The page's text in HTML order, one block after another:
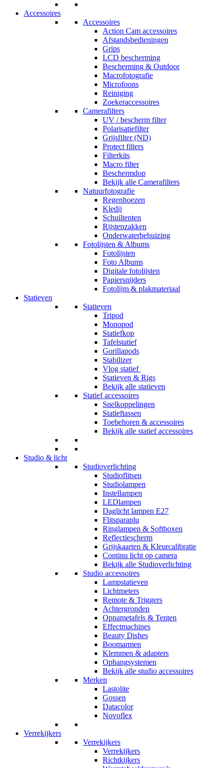
Accessoires
Accessoires
Action Cam accessoires
Afstandsbedieningen
Grips
LCD bescherming
Bescherming & Outdoor
Macrofotografie
Microfoons
Reiniging
Zoekeraccessoires
Camerafilters
UV / bescherm filter
Polarisatiefilter
Grijsfilter (ND)
Protect filters
Filterkits
Macro filter
Beschermdop
Bekijk alle Camerafilters
Natuurfotografie
Regenhoezen
Kledij
Schuiltenten
Rijstenzakken
Onderwaterbehuizing
Fotolijsten & Albums
Fotolijsten
Foto Albums
Digitale fotolijsten
Papiersnijders
Fotolijm & plakmateriaal
Statieven
Statieven
Tripod
Monopod
Statiefkop
Tafelstatief
Gorillapods
Stabilizer
Vlog statief
Statieven & Rigs
Bekijk alle statieven
Statief accessoires
Snelkoppelingen
Statieftassen
Toebehoren & accessoires
Bekijk alle statief accessoires
Studio & licht
Studioverlichting
Studioflitsen
Studiolampen
Instellampen
LEDlampen
Daglicht lampen E27
Flitsparaplu
Ringlampen & Softboxen
Reflectiescherm
Grijskaarten & Kleurcalibratie
Continu licht op camera
Bekijk alle Studioverlichting
Studio accessoires
Lampstatieven
Lichtmeters
Remote & Triggers
Achtergronden
Opnametafels & Tenten
Effectmachines
Beauty Dishes
Boomarmen
Klemmen & adapters
Ophangsystemen
Bekijk alle studio accessoires
Merken
Lastolite
Gossen
Datacolor
Novoflex
Verrekijkers
Verrekijkers
Verrekijkers
Richtkijkers